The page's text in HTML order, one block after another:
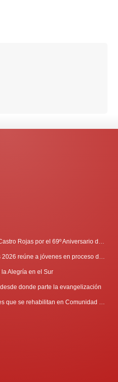
Alegría en el Sur
donde parte la evangelización